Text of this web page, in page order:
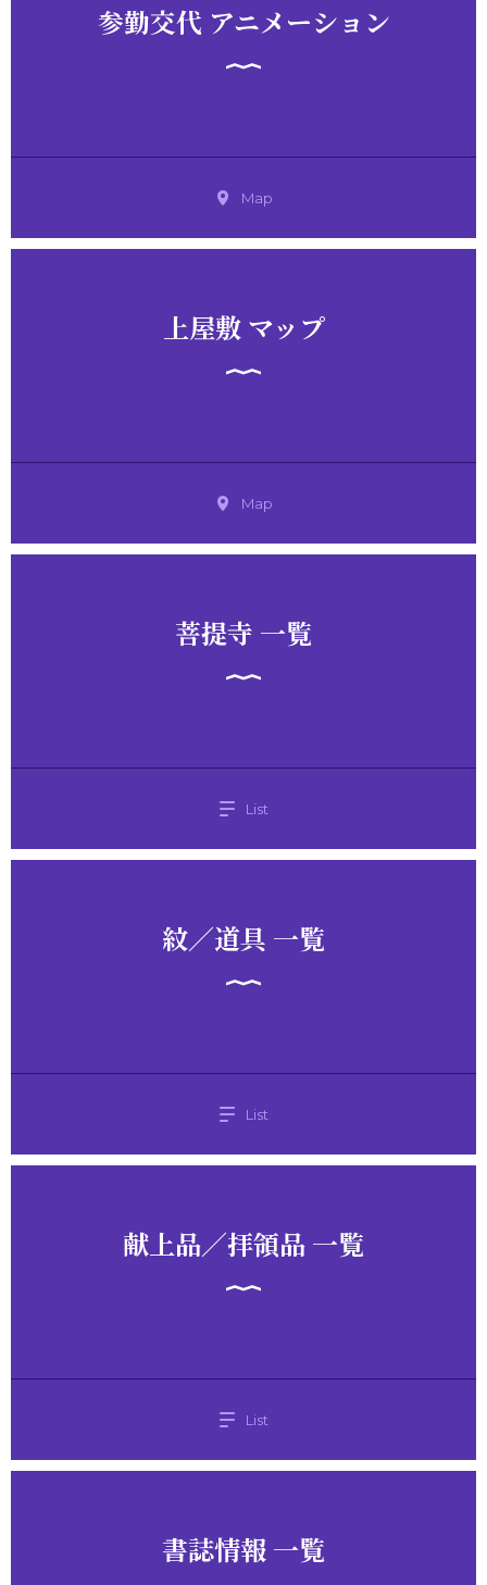
参勤交代 アニメーション
Map
上屋敷 マップ
Map
菩提寺 一覧
List
紋／道具 一覧
List
献上品／拝領品 一覧
List
書誌情報 一覧